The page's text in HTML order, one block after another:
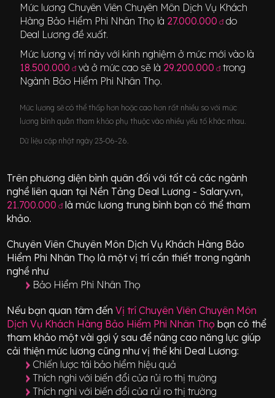
Mức lương Chuyên Viên Chuyên Môn Dịch Vụ Khách
Hàng Bảo Hiểm Phi Nhân Thọ là 27.000.000 đdo
Deal Lương đề xuất.
Mức lương vị trí này với kinh nghiệm ở mức mới vào là
18.500.000 đ và ở mức cao sẽ là 29.200.000 đ trong
Ngành Bảo Hiểm Phi Nhân Thọ.
Mức lương sẽ có thể thấp hơn hoặc cao hơn rất nhiều so với mức
lương bình quân tham khảo phụ thuộc vào nhiều yếu tố khác nhau.
Dữ liệu cập nhật ngày 23-06-26.
Trên phương diện bình quân đối với tất cả các ngành
nghề liên quan tại Nền Tảng Deal Lương - Salary.vn,
21.700.000 đlà mức lương trung bình bạn có thể tham
khảo.
Chuyên Viên Chuyên Môn Dịch Vụ Khách Hàng Bảo
Hiểm Phi Nhân Thọ là một vị trícần thiết trong ngành
nghề như
Bảo Hiểm Phi Nhân Thọ
Nếu bạn quan tâm đến Vị tríChuyên Viên Chuyên Môn
Dịch Vụ Khách Hàng Bảo Hiểm Phi Nhân Thọ bạn có thể
tham khảo một vài gợi ý sau để nâng cao năng lực giúp
cải thiện mức lương cũng như vị thế khi Deal Lương:
Chiến lược tái bảo hiểm hiệu quả
Thích nghi với biến đổi của rủi ro thị trường
Thích nghi với biến đổi của rủi ro thị trường